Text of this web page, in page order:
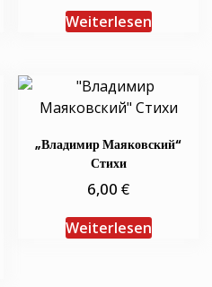
Weiterlesen
„Владимир Маяковский“
Стихи
6,00€
Weiterlesen